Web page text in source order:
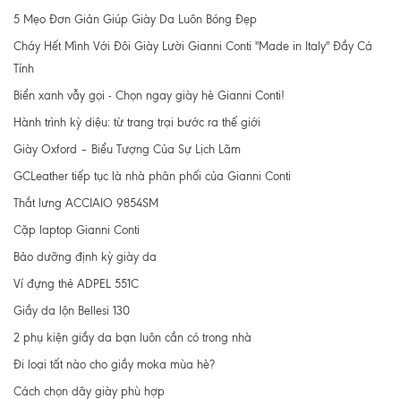
5 Mẹo Đơn Giản Giúp Giày Da Luôn Bóng Đẹp
Cháy Hết Mình Với Đôi Giày Lười Gianni Conti "Made in Italy" Đầy Cá
Tính
Biển xanh vẫy gọi - Chọn ngay giày hè Gianni Conti!
Hành trình kỳ diệu: từ trang trại bước ra thế giới
Giày Oxford – Biểu Tượng Của Sự Lịch Lãm
GCLeather tiếp tục là nhà phân phối của Gianni Conti
Thắt lưng ACCIAIO 9854SM
Cặp laptop Gianni Conti
Bảo dưỡng định kỳ giày da
Ví đựng thẻ ADPEL 551C
Giầy da lộn Bellesi 130
2 phụ kiện giầy da bạn luôn cần có trong nhà
Đi loại tất nào cho giầy moka mùa hè?
Cách chọn dây giày phù hợp